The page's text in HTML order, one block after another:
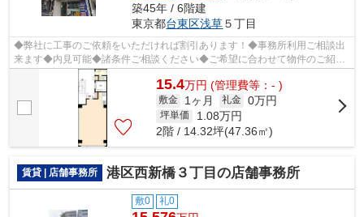
築45年 / 6階建
東京都台東区浅草５丁目
◆弊社に工事のご依頼をいただければ割引あります！◆事務所利用ご相談出
来ます◆内見可能◆諸条件ご相談ください◆ご希望に合わせて物件のご紹介
可能です◆業種・ご希望条件等お気軽にお問...
15.4万円 (管理費等：- )
敷金 1ヶ月 礼金 0万円
坪単価 1.08万円
2階 / 14.32坪(47.36㎡)
賃貸 | 店舗事務所 港区西新橋３丁目の店舗事務所
敷0 礼0